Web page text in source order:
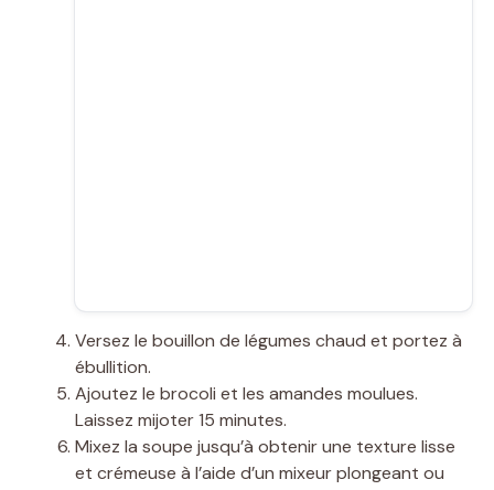
Versez le bouillon de légumes chaud et portez à
ébullition.
Ajoutez le brocoli et les amandes moulues.
Laissez mijoter 15 minutes.
Mixez la soupe jusqu’à obtenir une texture lisse
et crémeuse à l’aide d’un mixeur plongeant ou